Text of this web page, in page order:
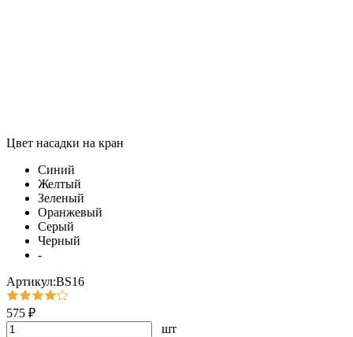
Цвет насадки на кран
Синий
Желтый
Зеленый
Оранжевый
Серый
Черный
-
Артикул:BS16
575 ₽
шт